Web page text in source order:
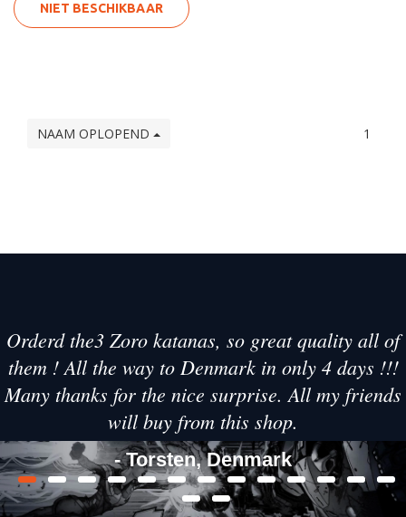
NIET BESCHIKBAAR
NAAM OPLOPEND 1
Orderd the3 Zoro katanas, so great quality all of
them ! All the way to Denmark in only 4 days !!!
Many thanks for the nice surprise. All my friends
will buy from this shop.
- Torsten, Denmark